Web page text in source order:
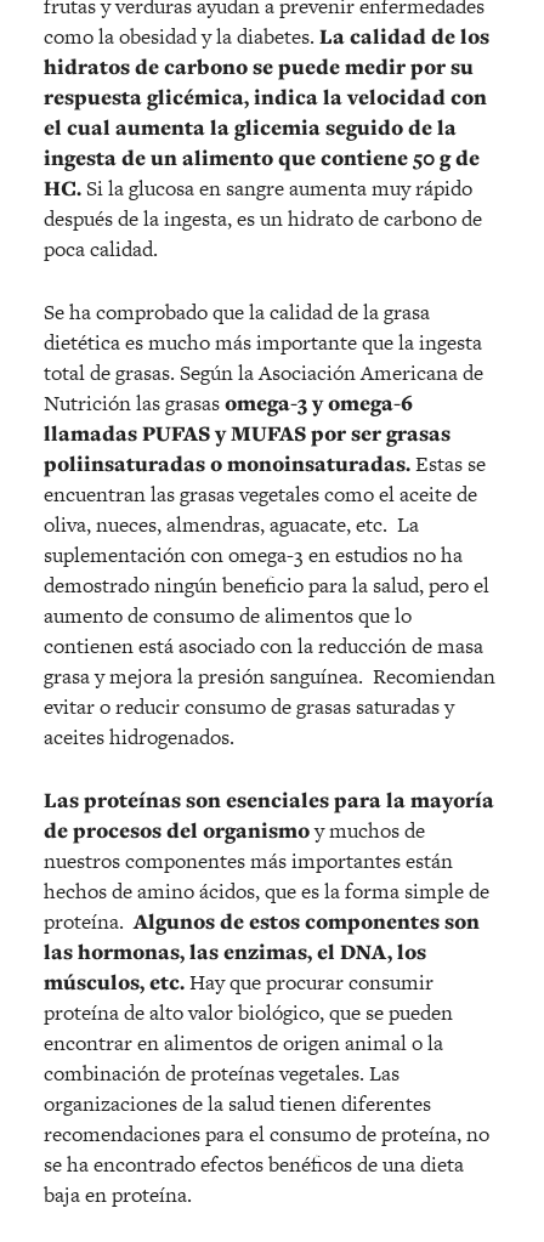
frutas y verduras ayudan a prevenir enfermedades
como la obesidad y la diabetes. La calidad de los
hidratos de carbono se puede medir por su
respuesta glicémica, indica la velocidad con
el cual aumenta la glicemia seguido de la
ingesta de un alimento que contiene 50 g de
HC.Si la glucosa en sangre aumenta muy rápido
después de la ingesta, es un hidrato de carbono de
poca calidad.
Se ha comprobado que la calidad de la grasa
dietética es mucho más importante que la ingesta
total de grasas. Según la Asociación Americana de
Nutrición las grasasomega-3 y omega-6
llamadas PUFAS y MUFASpor ser grasas
poliinsaturadas o monoinsaturadas.Estas se
encuentran las grasas vegetales como el aceite de
oliva, nueces, almendras, aguacate, etc. La
suplementación con omega-3 en estudios no ha
demostrado ningún beneficio para la salud, pero el
aumento de consumo de alimentos que lo
contienen está asociado con la reducción de masa
grasa y mejora la presión sanguínea. Recomiendan
evitar o reducir consumo de grasas saturadas y
aceites hidrogenados.
Las proteínas son esenciales para la mayoría
de procesos del organismoy muchos de
nuestros componentes más importantes están
hechos de amino ácidos, que es la forma simple de
proteína. Algunos de estos componentes son
las hormonas, las enzimas, el DNA, los
músculos, etc.Hay que procurar consumir
proteína de alto valor biológico, que se pueden
encontrar en alimentos de origen animal o la
combinación de proteínas vegetales. Las
organizaciones de la salud tienen diferentes
recomendaciones para el consumo de proteína, no
se ha encontrado efectos benéficos de una dieta
baja en proteína.